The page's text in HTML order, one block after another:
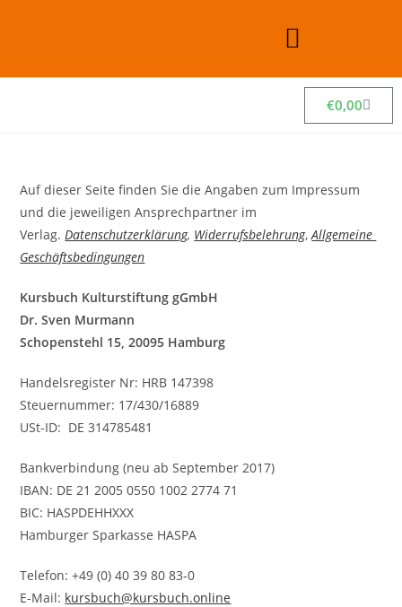
€0,00
Auf dieser Seite finden Sie die Angaben zum Impressum
und die jeweiligen Ansprechpartner im
Verlag.Datenschutzerklärung, Widerrufsbelehrung,Allgemeine
Geschäftsbedingungen
Kursbuch Kulturstiftung gGmbH
Dr. Sven Murmann
Schopenstehl 15, 20095 Hamburg
Handelsregister Nr: HRB 147398
Steuernummer: 17/430/16889
USt-ID: DE 314785481
Bankverbindung (neu ab September 2017)
IBAN: DE 21 2005 0550 1002 2774 71
BIC: HASPDEHHXXX
Hamburger Sparkasse HASPA
Telefon: +49 (0) 40 39 80 83-0
E-Mail: kursbuch@kursbuch.online